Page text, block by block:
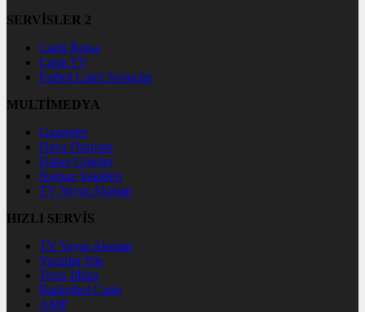
SERVİSLER 2
Canlı Borsa
Canlı TV
Futbol Canlı Sonuçlar
MULTİMEDYA
Gazeteler
Hava Durumu
Haber Gönder
Namaz Vakitleri
TV Yayın Akışları
HIZLI SERVİS
TV Yayın Akışları
Yazarlar Site
Tenis İddaa
Basketbol Canlı
AMP